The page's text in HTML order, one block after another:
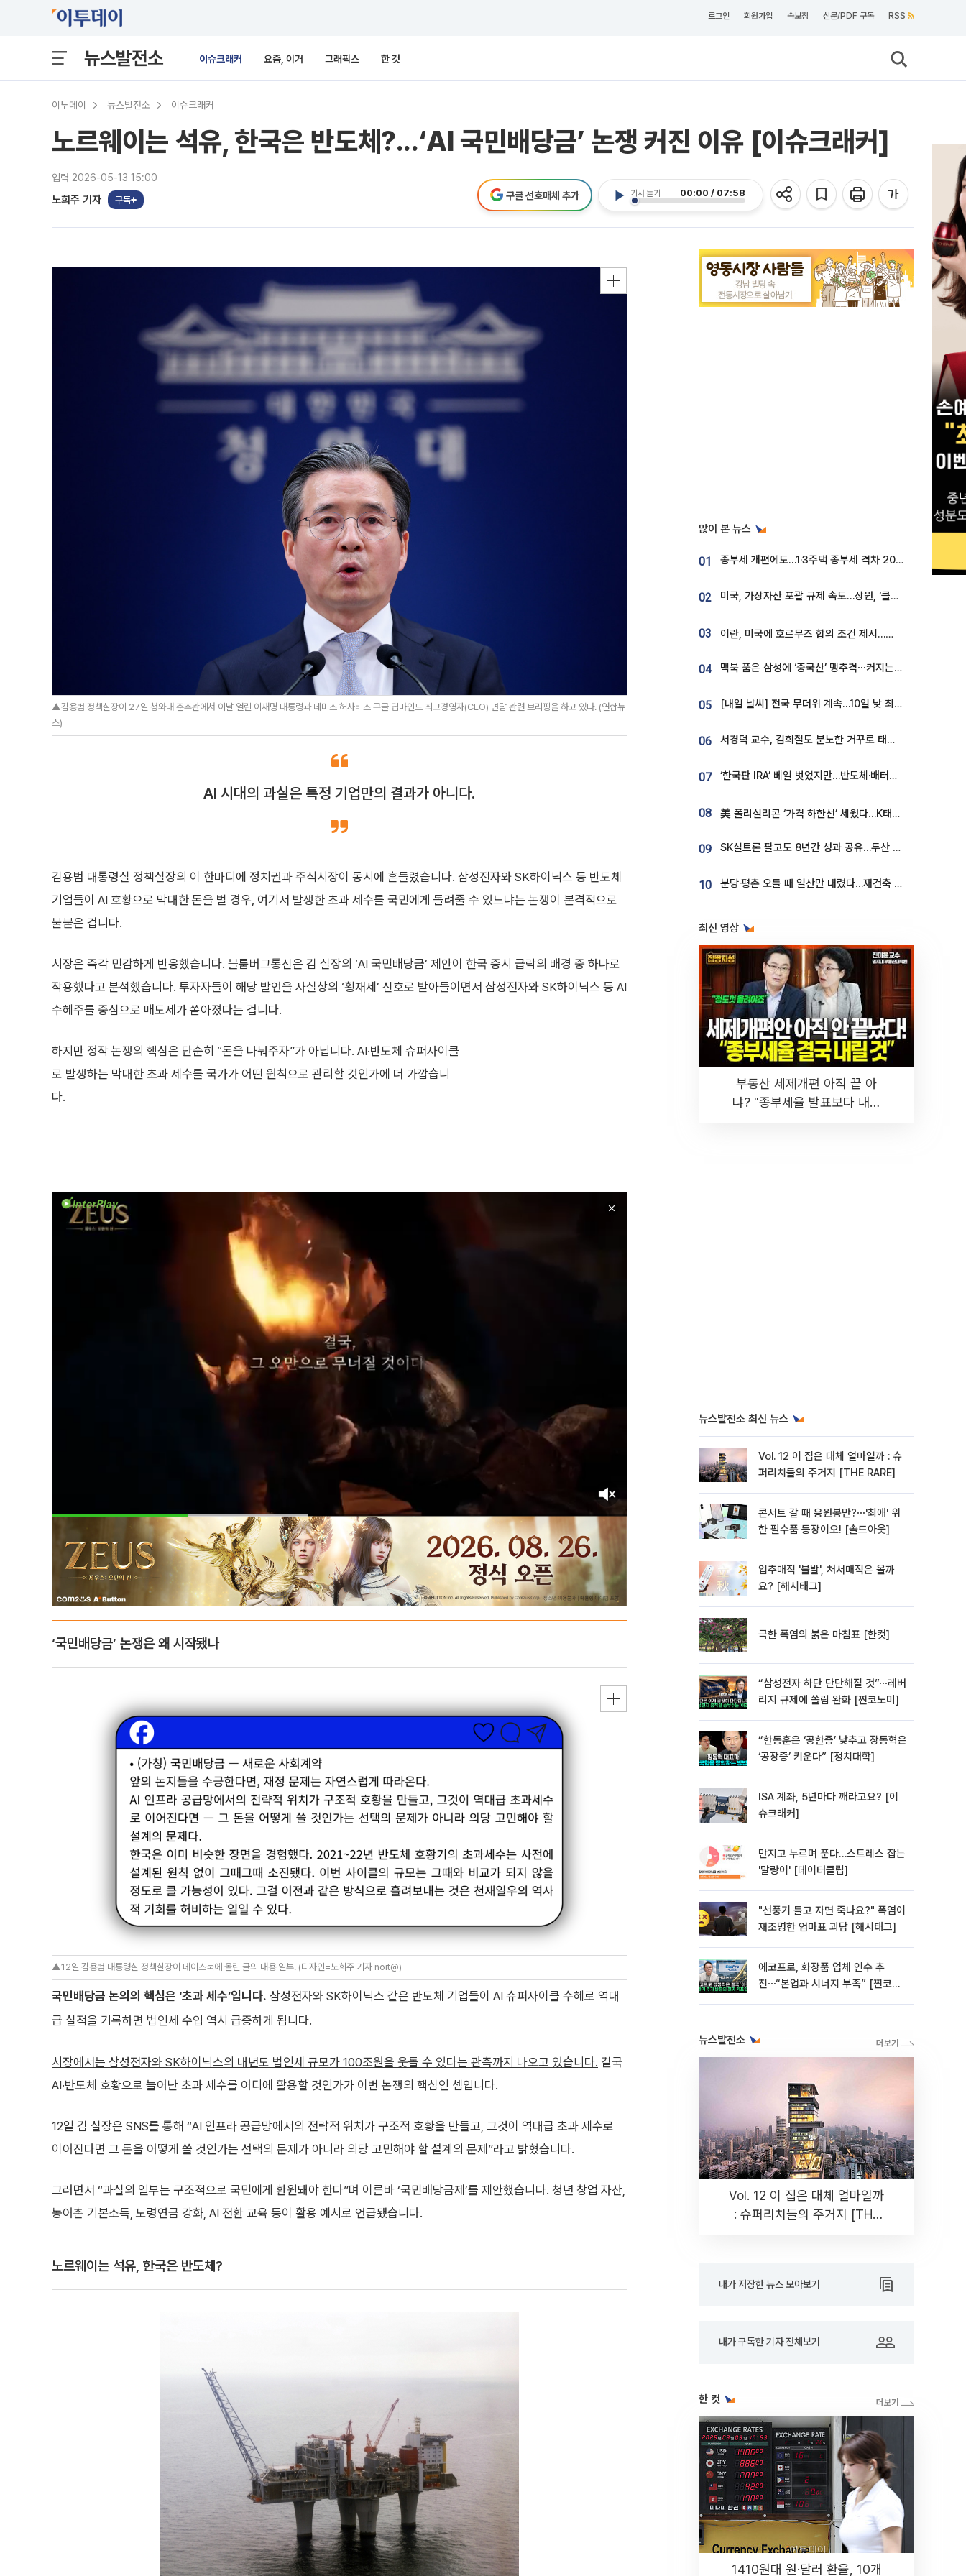
로그인 회원가입 속보창 신문/PDF 구독 RSS
뉴스발전소 이슈크래커 요즘, 이거 그래픽스 한 컷
이투데이 뉴스발전소 이슈크래커
노르웨이는 석유, 한국은 반도체?...‘AI 국민배당금’ 논쟁 커진 이유 [이슈크래커]
입력 2026-05-13 15:00
노희주 기자 구독
기사 듣기 00:00 / 07:58
구글 선호매체 추가
▲김용범 정책실장이 27일 청와대 춘추관에서 이날 열린 이재명 대통령과 데미스 허사비스 구글 딥마인드 최고경영자(CEO) 면담 관련 브리핑을 하고 있다. (연합뉴
스)
AI 시대의 과실은 특정 기업만의 결과가 아니다.
김용범 대통령실 정책실장의 이 한마디에 정치권과 주식시장이 동시에 흔들렸습니다. 삼성전자와 SK하이닉스 등 반도체
기업들이 AI 호황으로 막대한 돈을 벌 경우, 여기서 발생한 초과 세수를 국민에게 돌려줄 수 있느냐는 논쟁이 본격적으로
불붙은 겁니다.
시장은 즉각 민감하게 반응했습니다. 블룸버그통신은 김 실장의 ‘AI 국민배당금’ 제안이 한국 증시 급락의 배경 중 하나로
작용했다고 분석했습니다. 투자자들이 해당 발언을 사실상의 ‘횡재세’ 신호로 받아들이면서 삼성전자와 SK하이닉스 등 AI
수혜주를 중심으로 매도세가 쏟아졌다는 겁니다.
하지만 정작 논쟁의 핵심은 단순히 “돈을 나눠주자”가 아닙니다. AI·반도체 슈퍼사이클
로 발생하는 막대한 초과 세수를 국가가 어떤 원칙으로 관리할 것인가에 더 가깝습니
다.
‘국민배당금’ 논쟁은 왜 시작됐나
▲12일 김용범 대통령실 정책실장이 페이스북에 올린 글의 내용 일부. (디자인=노희주 기자 noit@)
국민배당금 논의의 핵심은 ‘초과 세수’입니다. 삼성전자와 SK하이닉스 같은 반도체 기업들이 AI 슈퍼사이클 수혜로 역대
급 실적을 기록하면 법인세 수입 역시 급증하게 됩니다.
시장에서는 삼성전자와 SK하이닉스의 내년도 법인세 규모가 100조원을 웃돌 수 있다는 관측까지 나오고 있습니다. 결국
AI·반도체 호황으로 늘어난 초과 세수를 어디에 활용할 것인가가 이번 논쟁의 핵심인 셈입니다.
12일 김 실장은 SNS를 통해 “AI 인프라 공급망에서의 전략적 위치가 구조적 호황을 만들고, 그것이 역대급 초과 세수로
이어진다면 그 돈을 어떻게 쓸 것인가는 선택의 문제가 아니라 의당 고민해야 할 설계의 문제”라고 밝혔습니다.
그러면서 “과실의 일부는 구조적으로 국민에게 환원돼야 한다”며 이른바 ‘국민배당금제’를 제안했습니다. 청년 창업 자산,
농어촌 기본소득, 노령연금 강화, AI 전환 교육 등이 활용 예시로 언급됐습니다.
노르웨이는 석유, 한국은 반도체?
많이 본 뉴스
01 종부세 개편에도…1·3주택 종부세 격차 2028년부터 확대
02 미국, 가상자산 포괄 규제 속도…상원, ‘클래리티법’ 9월 절차투표 추진
03 이란, 미국에 호르무즈 합의 조건 제시…美 “경기 아직 안 끝나” [종합]
04 맥북 품은 삼성에 ‘중국산’ 맹추격⋯커지는 노트북 OLED 시장
05 [내일 날씨] 전국 무더위 계속…10일 낮 최고 34도 육박
06 서경덕 교수, 김희철도 분노한 거꾸로 태극기⋯"엉터리는 아냐, 아쉬울 뿐"
07 ‘한국판 IRA’ 베일 벗었지만…반도체·배터리 업계 “시행령이 관건”
08 美 폴리실리콘 ‘가격 하한선’ 세웠다…K태양광 수혜 기대
09 SK실트론 팔고도 8년간 성과 공유…두산 인수대금 2.3조가 끝 아냐
10 분당·평촌 오를 때 일산만 내렸다…재건축 기대감도 ‘무색’
최신 영상
부동산 세제개편 아직 끝 아
냐? "종부세율 발표보다 내릴
뉴스발전소 최신 뉴스
Vol. 12 이 집은 대체 얼마일까 : 슈
퍼리치들의 주거지 [THE RARE]
콘서트 갈 때 응원봉만?⋯'최애' 위
한 필수품 등장이오! [솔드아웃]
입추매직 '불발', 처서매직은 올까
요? [해시태그]
극한 폭염의 붉은 마침표 [한컷]
“삼성전자 하단 단단해질 것”⋯레버
리지 규제에 쏠림 완화 [찐코노미]
“한동훈은 ‘공한증’ 낮추고 장동혁은
‘공장증’ 키운다” [정치대학]
ISA 계좌, 5년마다 깨라고요? [이
슈크래커]
만지고 누르며 푼다…스트레스 잡는
'말랑이' [데이터클립]
"선풍기 틀고 자면 죽나요?" 폭염이
재조명한 엄마표 괴담 [해시태그]
에코프로, 화장품 업체 인수 추
진⋯“본업과 시너지 부족” [찐코노
뉴스발전소
Vol. 12 이 집은 대체 얼마일까
: 슈퍼리치들의 주거지 [THE
내가 저장한 뉴스 모아보기
내가 구독한 기자 전체보기
한 컷
1410원대 원·달러 환율, 10개